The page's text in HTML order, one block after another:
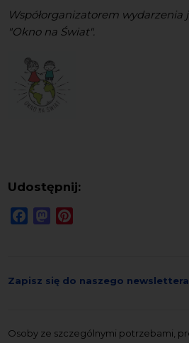
Współorganizatorem wydarzenia
"Okno na Świat".
Udostępnij:
FacebookMastodon
Zapisz się do naszego newslettera
Osoby ze szczególnymi potrzebami,